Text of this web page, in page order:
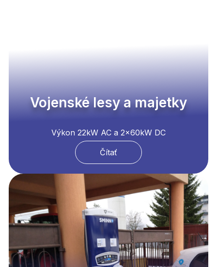
Vojenské lesy a majetky
Výkon 22kW AC a 2x60kW DC
Čítať